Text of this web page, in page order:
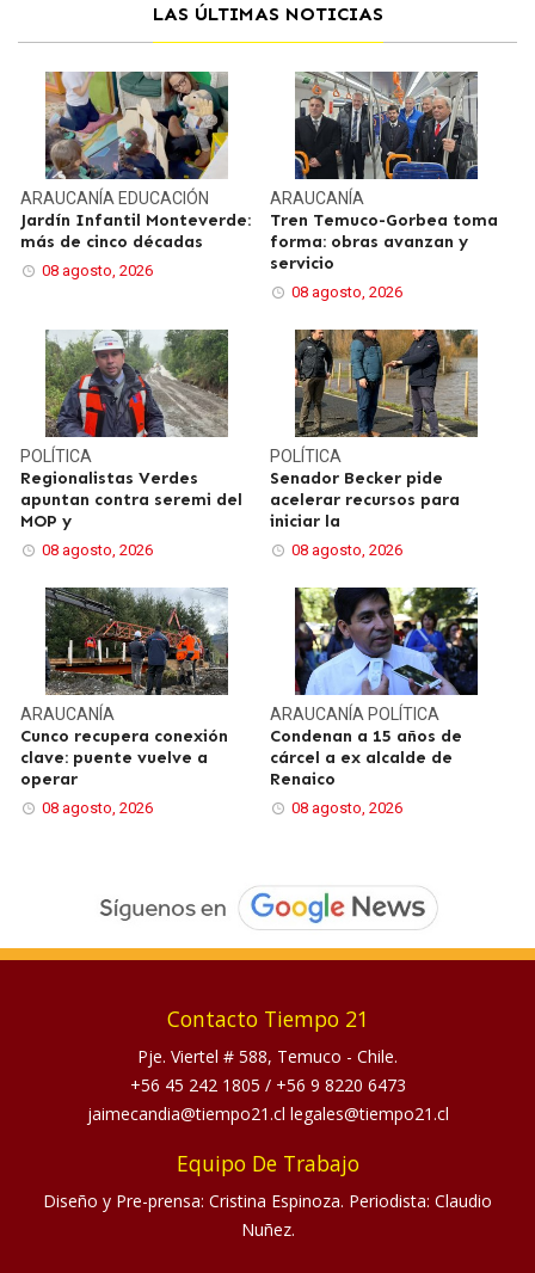
LAS ÚLTIMAS NOTICIAS
ARAUCANÍA EDUCACIÓN
Jardín Infantil Monteverde:
más de cinco décadas
08 agosto, 2026
ARAUCANÍA
Tren Temuco-Gorbea toma
forma: obras avanzan y
servicio
08 agosto, 2026
POLÍTICA
Regionalistas Verdes
apuntan contra seremi del
MOP y
08 agosto, 2026
POLÍTICA
Senador Becker pide
acelerar recursos para
iniciar la
08 agosto, 2026
ARAUCANÍA
Cunco recupera conexión
clave: puente vuelve a
operar
08 agosto, 2026
ARAUCANÍA POLÍTICA
Condenan a 15 años de
cárcel a ex alcalde de
Renaico
08 agosto, 2026
Contacto Tiempo 21
Pje. Viertel # 588, Temuco - Chile.
+56 45 242 1805 / +56 9 8220 6473
jaimecandia@tiempo21.cl legales@tiempo21.cl
Equipo De Trabajo
Diseño y Pre-prensa: Cristina Espinoza. Periodista: Claudio
Nuñez.